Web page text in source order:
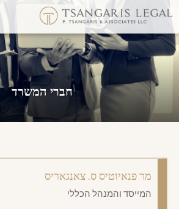
חברי המשרד
מר פנאיוטיס ס. צאנגאריס
המייסד והמנהל הכללי